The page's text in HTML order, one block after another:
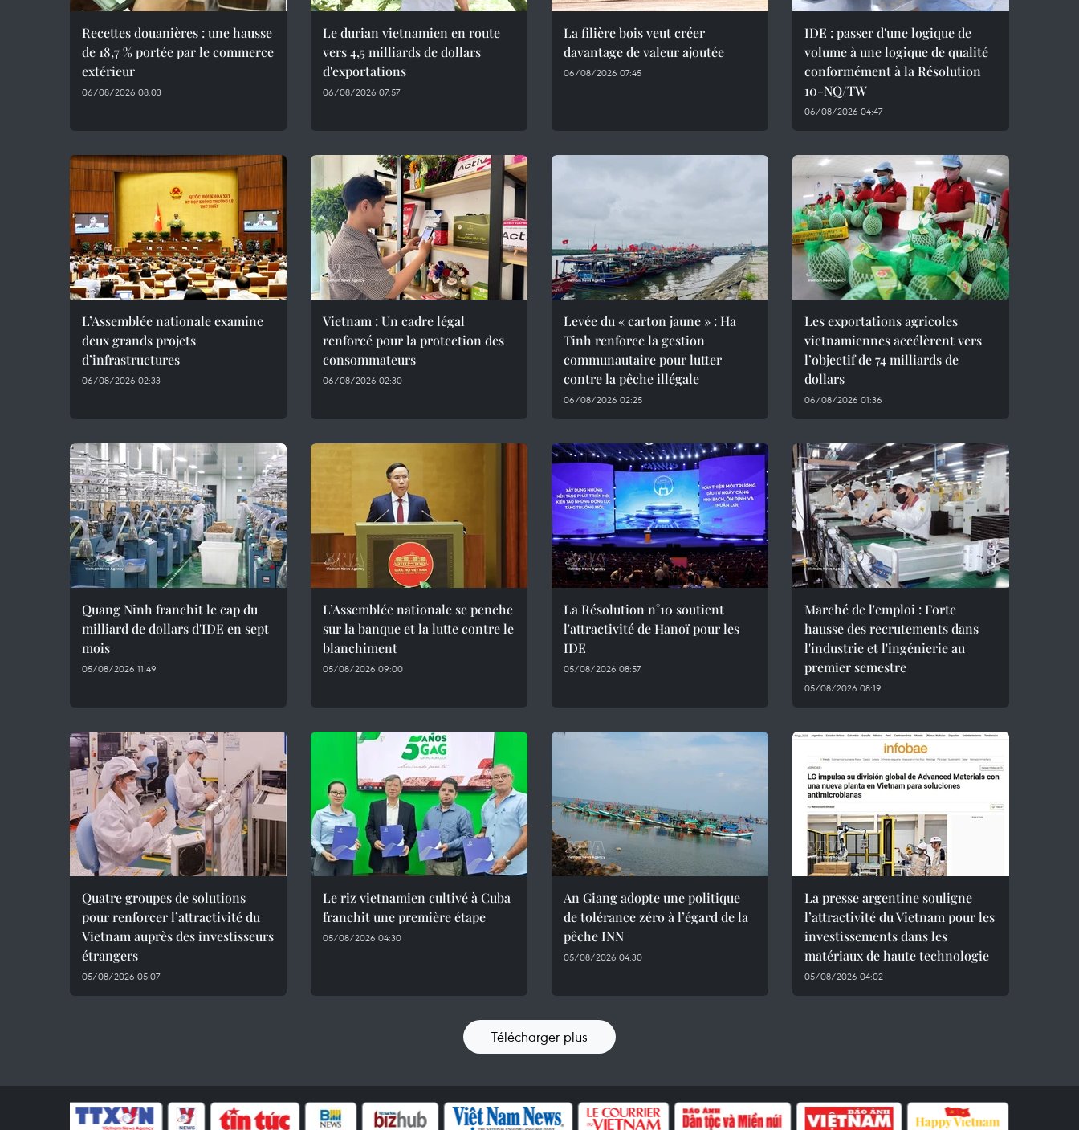
Recettes douanières : une hausse
de 18,7 % portée par le commerce
extérieur
06/08/2026 08:03
Le durian vietnamien en route
vers 4,5 milliards de dollars
d'exportations
06/08/2026 07:57
La filière bois veut créer
davantage de valeur ajoutée
06/08/2026 07:45
IDE : passer d'une logique de
volume à une logique de qualité
conformément à la Résolution
10-NQ/TW
06/08/2026 04:47
L’Assemblée nationale examine
deux grands projets
d’infrastructures
06/08/2026 02:33
Vietnam : Un cadre légal
renforcé pour la protection des
consommateurs
06/08/2026 02:30
Levée du « carton jaune » : Ha
Tinh renforce la gestion
communautaire pour lutter
contre la pêche illégale
06/08/2026 02:25
Les exportations agricoles
vietnamiennes accélèrent vers
l’objectif de 74 milliards de
dollars
06/08/2026 01:36
Quang Ninh franchit le cap du
milliard de dollars d'IDE en sept
mois
05/08/2026 11:49
L’Assemblée nationale se penche
sur la banque et la lutte contre le
blanchiment
05/08/2026 09:00
La Résolution n°10 soutient
l'attractivité de Hanoï pour les
IDE
05/08/2026 08:57
Marché de l'emploi : Forte
hausse des recrutements dans
l'industrie et l'ingénierie au
premier semestre
05/08/2026 08:19
Quatre groupes de solutions
pour renforcer l’attractivité du
Vietnam auprès des investisseurs
étrangers
05/08/2026 05:07
Le riz vietnamien cultivé à Cuba
franchit une première étape
05/08/2026 04:30
An Giang adopte une politique
de tolérance zéro à l’égard de la
pêche INN
05/08/2026 04:30
La presse argentine souligne
l’attractivité du Vietnam pour les
investissements dans les
matériaux de haute technologie
05/08/2026 04:02
Télécharger plus